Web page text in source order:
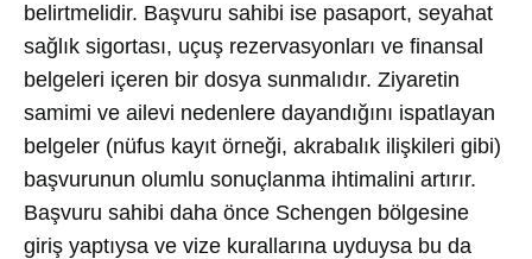
belirtmelidir. Başvuru sahibi ise pasaport, seyahat
sağlık sigortası, uçuş rezervasyonları ve finansal
belgeleri içeren bir dosya sunmalıdır. Ziyaretin
samimi ve ailevi nedenlere dayandığını ispatlayan
belgeler (nüfus kayıt örneği, akrabalık ilişkileri gibi)
başvurunun olumlu sonuçlanma ihtimalini artırır.
Başvuru sahibi daha önce Schengen bölgesine
giriş yaptıysa ve vize kurallarına uyduysa bu da